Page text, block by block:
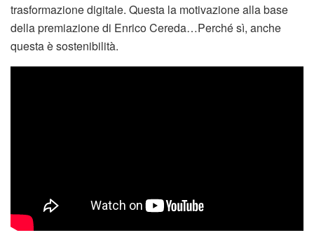
trasformazione digitale. Questa la motivazione alla base
della premiazione di Enrico Cereda…Perché sì, anche
questa è sostenibilità.